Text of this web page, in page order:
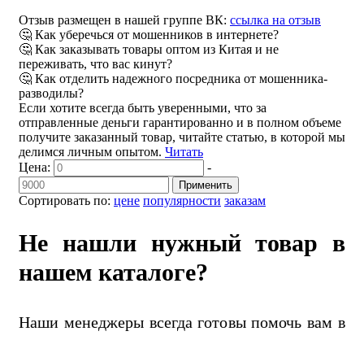
Отзыв размещен в нашей группе ВК: ссылка на отзыв
🤔 Как уберечься от мошенников в интернете?
🤔 Как заказывать товары оптом из Китая и не
переживать, что вас кинут?
🤔 Как отделить надежного посредника от мошенника-
разводилы?
Если хотите всегда быть уверенными, что за
отправленные деньги гарантированно и в полном объеме
получите заказанный товар, читайте статью, в которой мы
делимся личным опытом. Читать
Сортировать по: цене популярности заказам
Цена: -
Применить
Не нашли нужный товар в
нашем каталоге?
Наши менеджеры всегда готовы помочь вам в